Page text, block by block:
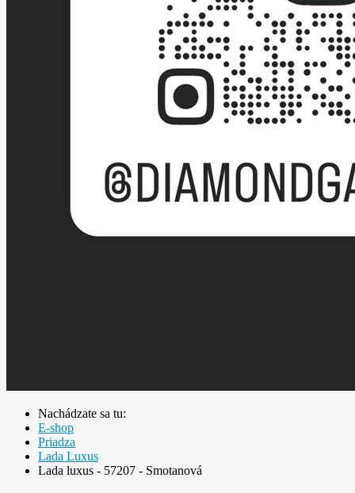
Nachádzate sa tu:
E-shop
Priadza
Lada Luxus
Lada luxus - 57207 - Smotanová